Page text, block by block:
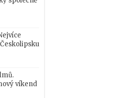
víkend